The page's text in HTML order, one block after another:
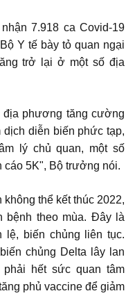
7.918 ca Covid-19
Y tế bày tỏ quan ngại
trở lại ở một số địa
địa phương tăng cường
diễn biến phức tạp,
lý chủ quan, một số
cáo 5K", Bộ trưởng nói.
thể kết thúc 2022,
bệnh theo mùa. Đây là
lệ, biến chủng liên tục.
chủng Delta lây lan
hết sức quan tâm
phủ vaccine để giảm